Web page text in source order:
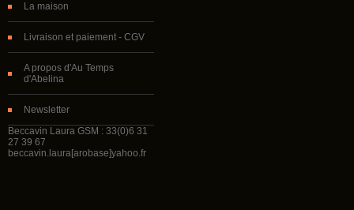
La maison
Livraison et paiement - CGV
A propos d'Au Temps
d'Abelina
Newsletter
Beccavin Laura GSM : 33(0)6 31
27 39 67
beccavin.laura[arobase]yahoo.fr